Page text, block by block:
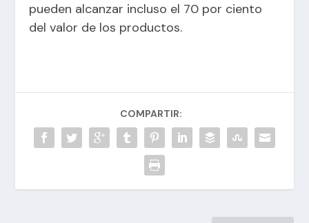
pueden alcanzar incluso el 70 por ciento
del valor de los productos.
COMPARTIR: